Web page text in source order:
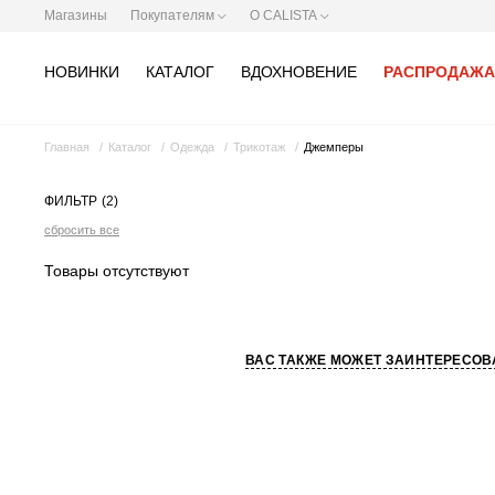
Магазины Покупателям О CALISTA
НОВИНКИ КАТАЛОГ ВДОХНОВЕНИЕ РАСПРОДАЖА
Главная Каталог Одежда Трикотаж Джемперы
ФИЛЬТР (2)
сбросить все
Товары отсутствуют
ВАС ТАКЖЕ МОЖЕТ